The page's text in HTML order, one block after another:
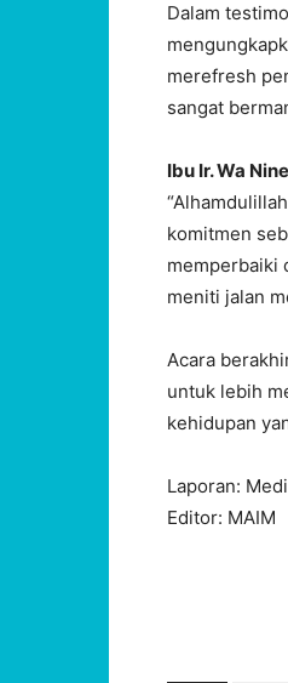
Dalam
merefresh
sangat
Ibu Ir. Wa
komitmen
memperbaiki
meniti jalan
Acara
untuk lebih
kehidupan
Laporan:
Editor: MAIM